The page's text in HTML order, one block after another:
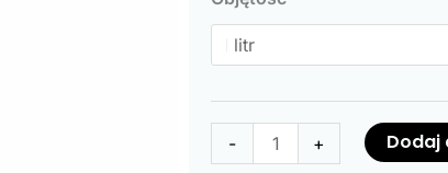
- + Dodaj